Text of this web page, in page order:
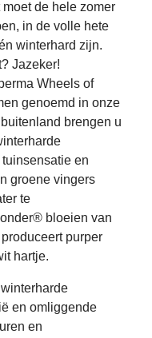
de hele zomer
in de volle hete
winterhard zijn.
Jazeker!
Wheels of
genoemd in onze
brengen u
en
groene vingers
te
bloeien van
purper
hartje.
en omliggende
en